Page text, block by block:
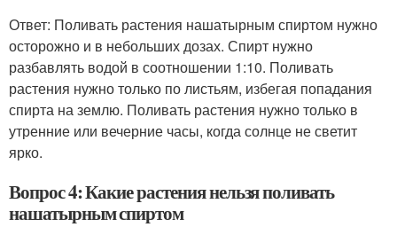
Ответ: Поливать растения нашатырным спиртом нужно
осторожно и в небольших дозах. Спирт нужно
разбавлять водой в соотношении 1:10. Поливать
растения нужно только по листьям, избегая попадания
спирта на землю. Поливать растения нужно только в
утренние или вечерние часы, когда солнце не светит
ярко.
Вопрос 4: Какие растения нельзя поливать
нашатырным спиртом